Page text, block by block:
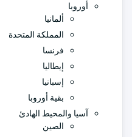
أوروبا
ألمانيا
المملكة المتحدة
فرنسا
إيطاليا
إسبانيا
بقية أوروبا
آسيا والمحيط الهادئ
الصين